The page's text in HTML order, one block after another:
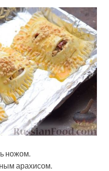
ножом.
арахисом.